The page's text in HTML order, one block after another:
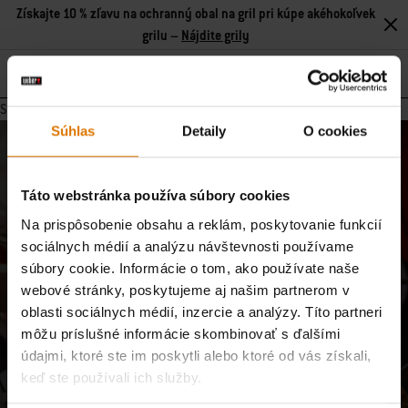
Súhlas Detaily O cookies
Táto webstránka používa súbory cookies
Na prispôsobenie obsahu a reklám, poskytovanie funkcií
sociálnych médií a analýzu návštevnosti používame
súbory cookie. Informácie o tom, ako používate naše
webové stránky, poskytujeme aj našim partnerom v
oblasti sociálnych médií, inzercie a analýzy. Títo partneri
môžu príslušné informácie skombinovať s ďalšími
údajmi, ktoré ste im poskytli alebo ktoré od vás získali,
keď ste používali ich služby.
Search
Získajte 10 % zľavu na ochranný obal na gril pri kúpe akéhokoľvek
grilu – Nájdite grily
Stránka neobsahuje žiadny obsah.
Pridajte sa k našej komunite
E-mailové aktualizácie od našej komunity majstrov grilovania,
nadšencov jedla a milovníkov varenia v prírode.
E-mailová adresa Prihlásiť sa
Zaregistrujte ma na odber e-mailov od spoločností Weber-Stephen Deutschland
GmbH a Weber-Stephen CZ&SK spol. s r.o., aby som dostával exkluzívny obsah
Weber, ako sú recepty, informácie o výrobkoch, nadchádzajúce podujatia a
spotrebiteľské prieskumy, a to s použitím informácií, ktoré som poskytol pri